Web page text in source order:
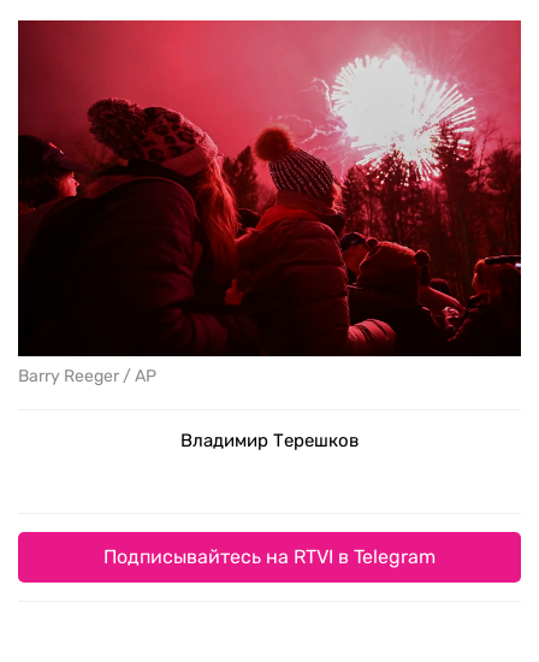
Barry Reeger / AP
Владимир Терешков
Подписывайтесь на RTVI в Telegram